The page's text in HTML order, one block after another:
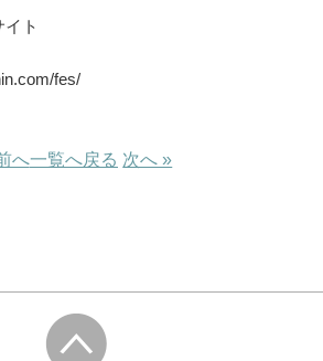
ト
fes/
へ一覧へ戻る 次へ »